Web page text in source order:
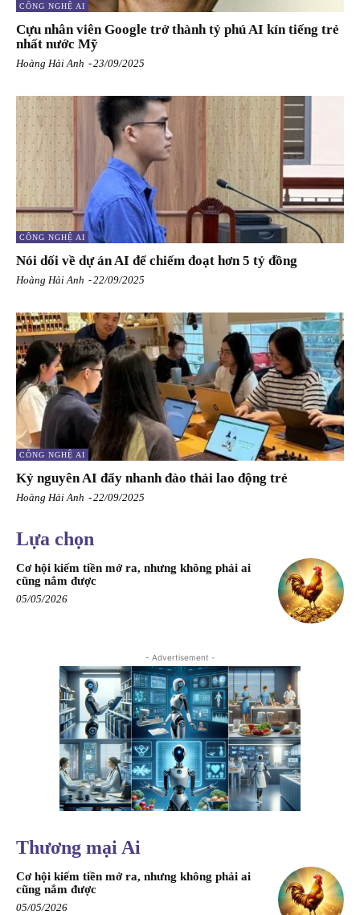
CÔNG NGHỆ AI
Cựu nhân viên Google trở thành tỷ phú AI kín tiếng trẻ
nhất nước Mỹ
Hoàng Hải Anh -23/09/2025
CÔNG NGHỆ AI
Nói dối về dự án AI để chiếm đoạt hơn 5 tỷ đồng
Hoàng Hải Anh -22/09/2025
CÔNG NGHỆ AI
Kỷ nguyên AI đẩy nhanh đào thải lao động trẻ
Hoàng Hải Anh -22/09/2025
Lựa chọn
Cơ hội kiếm tiền mở ra, nhưng không phải ai
cũng nắm được
05/05/2026
- Advertisement -
Thương mại Ai
Cơ hội kiếm tiền mở ra, nhưng không phải ai
cũng nắm được
05/05/2026